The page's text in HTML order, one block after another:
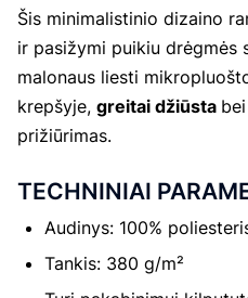
Šis minimalistinio dizaino
ir pasižymi puikiu drėgmės
malonaus liesti
krepšyje, greitai džiūsta
prižiūrimas.
TECHNINIAI
Audinys: 100%
Tankis: 380 g/m²